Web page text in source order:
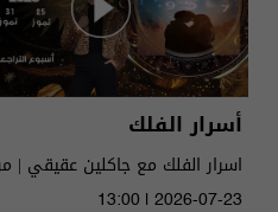
أسرار الفلك
الى ٣١ تموز ٢٠٢٦ | 2026
13:00 | 2026-07-23